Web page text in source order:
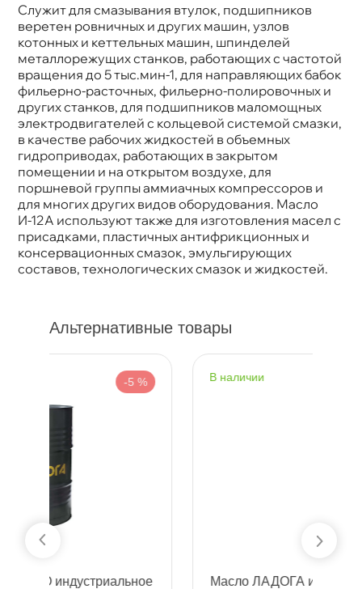
Служит для смазывания втулок, подшипнико
еретен ровничных и других машин, узло
котонных и кеттельных машин, шпинделей
металлорежущих станков, работающих с частотой
ращения до 5 тыс.мин-1, для направляющих бабок
фильерно-расточных, фильерно-полировочных и
других станков, для подшипников маломощных
электродвигателей с кольцевой системой смазки,
качестве рабочих жидкостей в объемных
идроприводах, работающих в закрытом
помещении и на открытом воздухе, для
поршневой группы аммиачных компрессоров и
для многих других видов оборудования. Масло
И-12А используют также для изготовления масел с
присадками, пластичных антифрикционных и
консервационных смазок, эмульгирующих
составов, технологических смазок и жидкостей.
Альтернативные товары
наличии
Масло ЛАДОГА индустриальное И-8А